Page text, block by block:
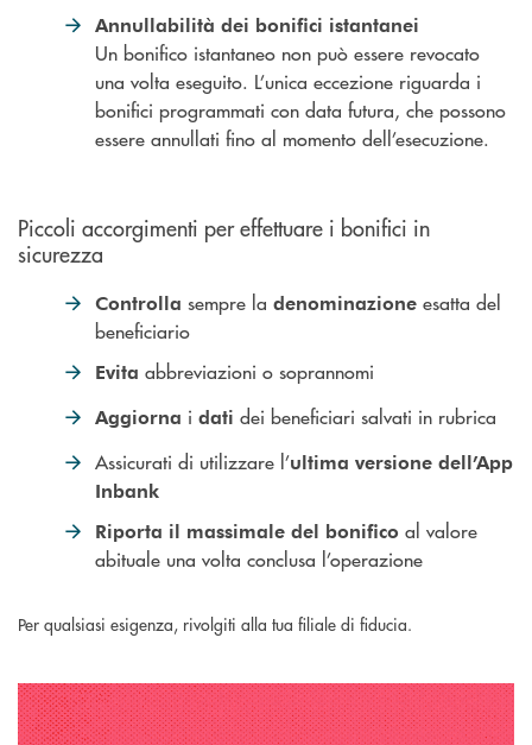
Annullabilità dei bonifici istantanei
Un bonifico istantaneo non può essere revocato
una volta eseguito. L’unica eccezione riguarda i
bonifici programmati con data futura, che possono
essere annullati fino al momento dell’esecuzione.
Piccoli accorgimenti per effettuare i bonifici in
sicurezza
Controlla sempre la denominazione esatta del
beneficiario
Evita abbreviazioni o soprannomi
Aggiorna i dati dei beneficiari salvati in rubrica
Assicurati di utilizzare l’ultima versione dell’App
Inbank
Riporta il massimale del bonifico al valore
abituale una volta conclusa l’operazione
Per qualsiasi esigenza, rivolgiti alla tua filiale di fiducia.
Scopri come